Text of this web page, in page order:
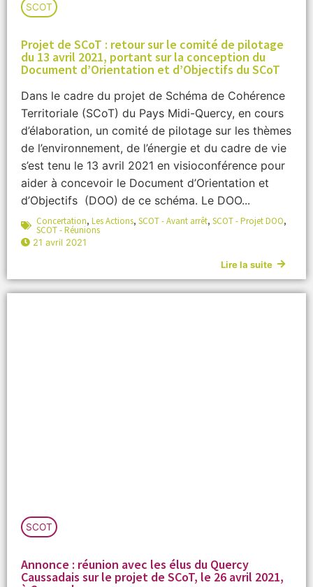
SCOT
Projet de SCoT : retour sur le comité de pilotage
du 13 avril 2021, portant sur la conception du
Document d’Orientation et d’Objectifs du SCoT
Dans le cadre du projet de Schéma de Cohérence
Territoriale (SCoT) du Pays Midi-Quercy, en cours
d’élaboration, un comité de pilotage sur les thèmes
de l’environnement, de l’énergie et du cadre de vie
s’est tenu le 13 avril 2021 en visioconférence pour
aider à concevoir le Document d’Orientation et
d’Objectifs (DOO) de ce schéma. Le DOO...
Concertation, Les Actions, SCOT - Avant arrêt, SCOT - Projet DOO,
SCOT - Réunions
21 avril 2021
Lire la suite
SCOT
Annonce : réunion avec les élus du Quercy
Caussadais sur le projet de SCoT, le 26 avril 2021,